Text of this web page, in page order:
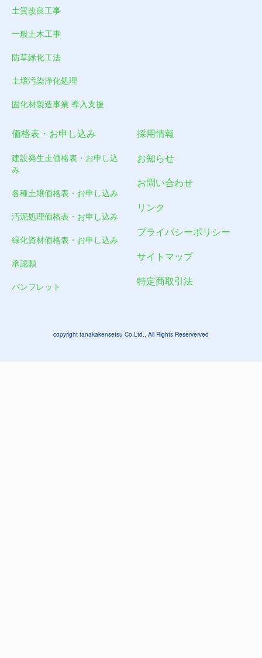
土質改良工事
一般土木工事
防草緑化工法
土壌汚染浄化処理
固化材製造事業 導入支援
価格表・お申し込み
建設発生土価格表・お申し込
み
各種土壌価格表・お申し込み
汚泥処理価格表・お申し込み
緑化資材価格表・お申し込み
承認願
パンフレット
採用情報
お知らせ
お問い合わせ
リンク
プライバシーポリシー
サイトマップ
特定商取引法
copyright tanakakensetsu Co.Ltd., All Rights Reserverved